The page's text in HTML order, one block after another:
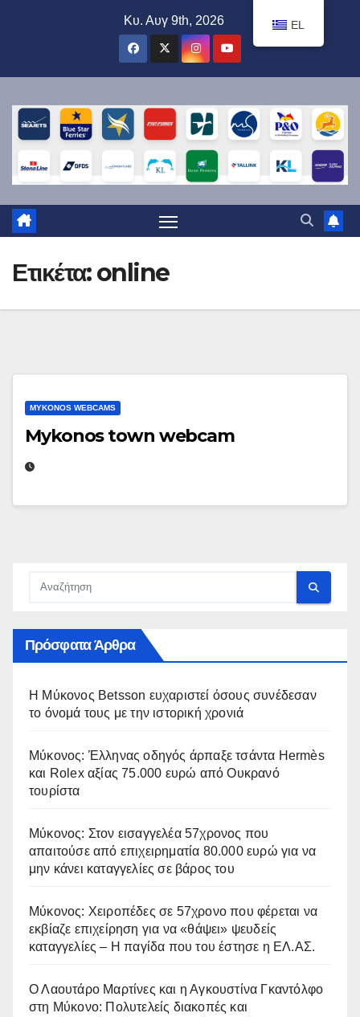
Κυ. Αυγ 9th, 2026
Ετικέτα:online
MYKONOS WEBCAMS
Mykonos town webcam
Πρόσφατα Άρθρα
Η Μύκονος Betsson ευχαριστεί όσους συνέδεσαν
το όνομά τους με την ιστορική χρονιά
Μύκονος: Έλληνας οδηγός άρπαξε τσάντα Hermès
και Rolex αξίας 75.000 ευρώ από Ουκρανό
τουρίστα
Μύκονος: Στον εισαγγελέα 57χρονος που
απαιτούσε από επιχειρηματία 80.000 ευρώ για να
μην κάνει καταγγελίες σε βάρος του
Μύκονος: Χειροπέδες σε 57χρονο που φέρεται να
εκβίαζε επιχείρηση για να «θάψει» ψευδείς
καταγγελίες – Η παγίδα που του έστησε η ΕΛ.ΑΣ.
Ο Λαουτάρο Μαρτίνες και η Αγκουστίνα Γκαντόλφο
στη Μύκονο: Πολυτελείς διακοπές και
EL